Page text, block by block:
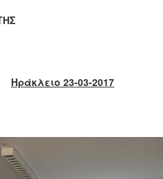
Ηράκλειο 23-03-2017